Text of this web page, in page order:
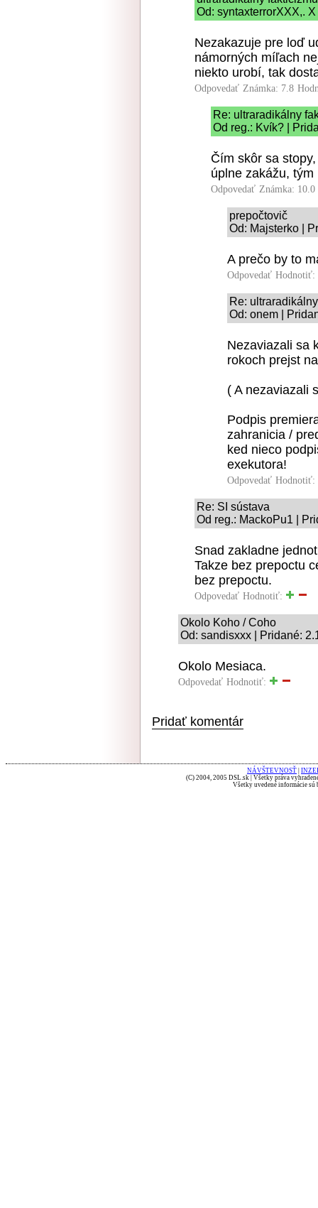
Od: syntaxterrorXXX,.
Nezakazuje pre loď
námorných míľach
niekto urobí, tak
Odpovedať Známka: 7.8
Re: ultraradikálny
Od reg.: Kvík? |
Čím skôr sa
úplne zakážu,
Odpovedať Známka: 10.0
prepočtovič
Od: Majsterko |
A prečo by to
Odpovedať Hodnotiť:
Re:
Od: onem |
Nezaviazali sa
rokoch prejst
( A nezaviazali
Podpis
zahranicia /
ked nieco
exekutora!
Odpovedať Hodnotiť:
Re: SI sústava
Od reg.: MackoPu1 |
Snad zakladne
Takze bez prepoctu
bez prepoctu.
Odpovedať Hodnotiť:
Okolo Koho / Coho
Od: sandisxxx | Pridané:
Okolo Mesiaca.
Odpovedať Hodnotiť:
Pridať komentár
NÁVŠTEVNOSŤ
(C) 2004, 2005 DSL.sk | Všetky práva
Všetky uvedené informácie sú